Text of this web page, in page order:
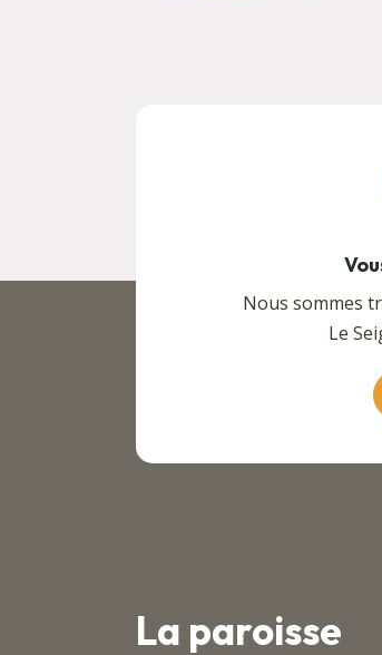
Nous sommes
Le
La paroisse